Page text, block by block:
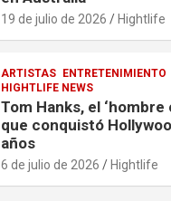
19 de julio de 2026 Hightlife
ARTISTAS ENTRETENIMIENTO
HIGHTLIFE NEWS
Tom Hanks, el ‘hombre
que conquistó
años
6 de julio de 2026 Hightlife